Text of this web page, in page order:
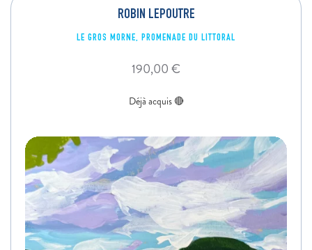
ROBIN LEPOUTRE
LE GROS MORNE, PROMENADE DU LITTORAL
190,00€